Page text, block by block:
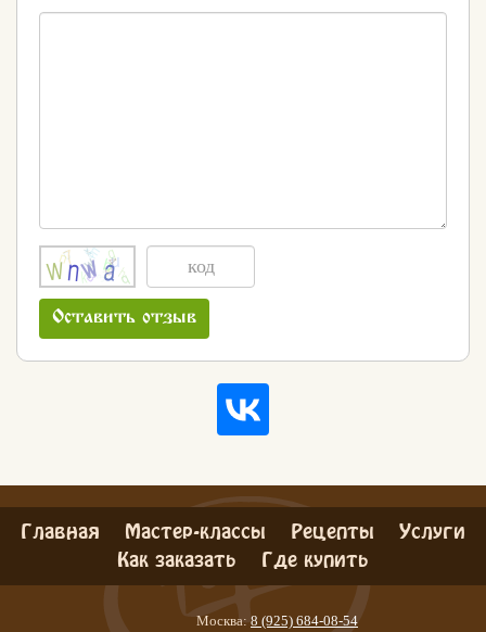
Оставить отзыв
Главная Мастер-классы Рецепты Услуги
Как заказать Где купить
Москва: 8 (925) 684-08-54